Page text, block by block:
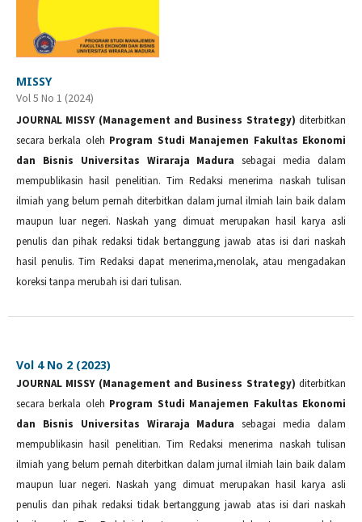
MISSY
Vol 5 No 1 (2024)
JOURNAL MISSY (Management and Business Strategy) diterbitkan
secara berkala oleh Program Studi Manajemen Fakultas Ekonomi
dan Bisnis Universitas Wiraraja Madura sebagai media dalam
mempublikasin hasil penelitian. Tim Redaksi menerima naskah tulisan
ilmiah yang belum pernah diterbitkan dalam jurnal ilmiah lain baik dalam
maupun luar negeri. Naskah yang dimuat merupakan hasil karya asli
penulis dan pihak redaksi tidak bertanggung jawab atas isi dari naskah
hasil penulis. Tim Redaksi dapat menerima,menolak, atau mengadakan
koreksi tanpa merubah isi dari tulisan.
Vol 4 No 2 (2023)
JOURNAL MISSY (Management and Business Strategy) diterbitkan
secara berkala oleh Program Studi Manajemen Fakultas Ekonomi
dan Bisnis Universitas Wiraraja Madura sebagai media dalam
mempublikasin hasil penelitian. Tim Redaksi menerima naskah tulisan
ilmiah yang belum pernah diterbitkan dalam jurnal ilmiah lain baik dalam
maupun luar negeri. Naskah yang dimuat merupakan hasil karya asli
penulis dan pihak redaksi tidak bertanggung jawab atas isi dari naskah